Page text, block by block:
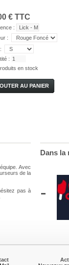
€ TTC
:
Lick - M
:
:
en stock
Dans la
20,00 €
Avec
de la
pas à